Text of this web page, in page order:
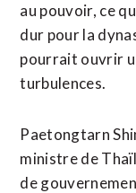
au pouvoir, ce
dur pour la
pourrait ouvrir
turbulences.
Paetongtarn
ministre de
de